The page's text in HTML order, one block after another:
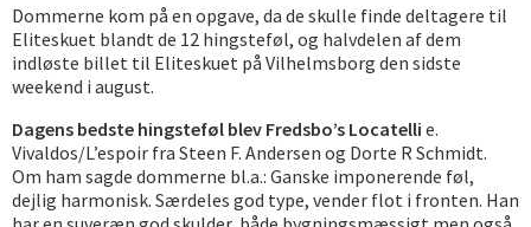
Dommerne kom på en opgave, da de skulle finde deltagere til
Eliteskuet blandt de 12 hingsteføl, og halvdelen af dem
indløste billet til Eliteskuet på Vilhelmsborg den sidste
weekend i august.
Dagens bedste hingsteføl blev Fredsbo’s Locatelli e.
Vivaldos/L’espoir fra Steen F. Andersen og Dorte R Schmidt.
Om ham sagde dommerne bl.a.: Ganske imponerende føl,
dejlig harmonisk. Særdeles god type, vender flot i fronten. Han